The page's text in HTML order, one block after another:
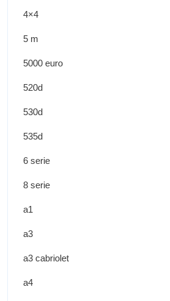
4×4
5 m
5000 euro
520d
530d
535d
6 serie
8 serie
a1
a3
a3 cabriolet
a4